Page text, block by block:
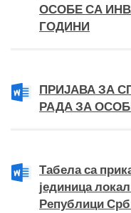
ОСОБЕ СА
ГОДИНИ
ПРИЈАВА ЗА
РАДА ЗА
Табела са
јединица
Републици